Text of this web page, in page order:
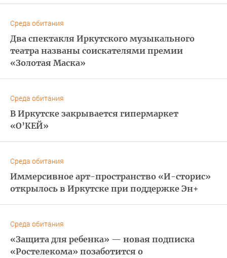
Среда обитания
Два спектакля Иркутского музыкального
театра названы соискателями премии
«Золотая Маска»
Среда обитания
В Иркутске закрывается гипермаркет
«О’КЕЙ»
Среда обитания
Иммерсивное арт-пространство «И-сторис»
открылось в Иркутске при поддержке Эн+
Среда обитания
«Защита для ребенка» — новая подписка
«Ростелекома» позаботится о